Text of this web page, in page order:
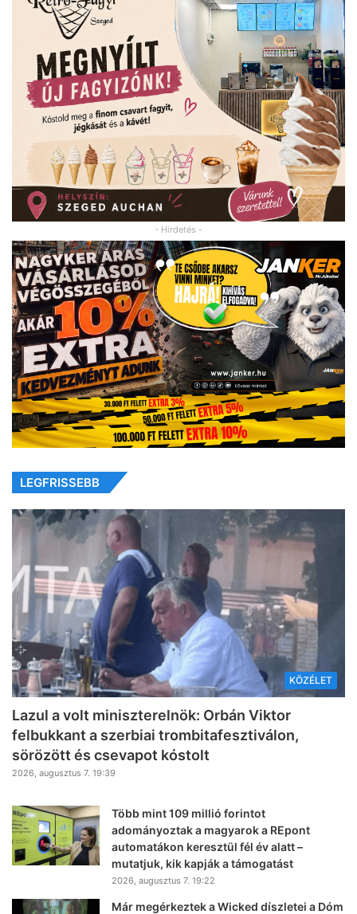
- Hirdetés -
LEGFRISSEBB
KÖZÉLET
Lazul a volt miniszterelnök: Orbán Viktor
felbukkant a szerbiai trombitafesztiválon,
sörözött és csevapot kóstolt
2026, augusztus 7. 19:39
Több mint 109 millió forintot
adományoztak a magyarok a REpont
automatákon keresztül fél év alatt –
mutatjuk, kik kapják a támogatást
2026, augusztus 7. 19:22
Már megérkeztek a Wicked díszletei a Dóm